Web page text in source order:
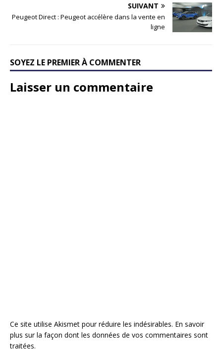
SUIVANT
Peugeot Direct : Peugeot accélère dans la vente en
ligne
SOYEZ LE PREMIER À COMMENTER
Laisser un commentaire
Ce site utilise Akismet pour réduire les indésirables. En savoir
plus sur la façon dont les données de vos commentaires sont
traitées.